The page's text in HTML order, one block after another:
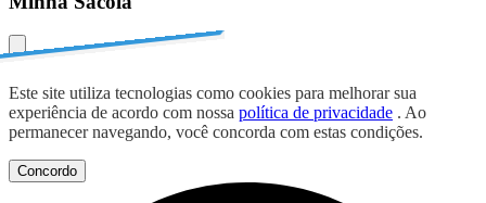
Este site utiliza tecnologias como cookies para melhorar sua
experiência de acordo com nossa política de privacidade . Ao
permanecer navegando, você concorda com estas condições.
Concordo